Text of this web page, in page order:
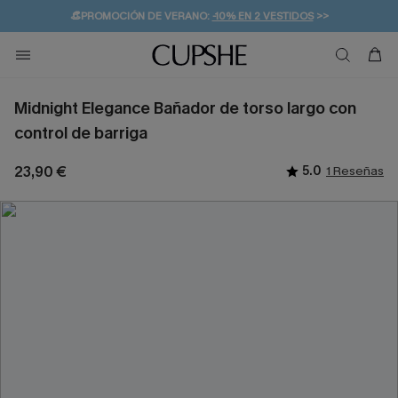
👒PROMOCIÓN DE VERANO:-10% EN 2 VESTIDOS>>
💌¡SUSCRIBIRSE & GANAR -10% EXTRA!
🚚ENVÍO GRATUITO A PARTIR DE 49 € >>
Midnight Elegance Bañador de torso largo con
control de barriga
23,90 € 5.0 1 Reseñas